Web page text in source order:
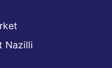
Nazilli